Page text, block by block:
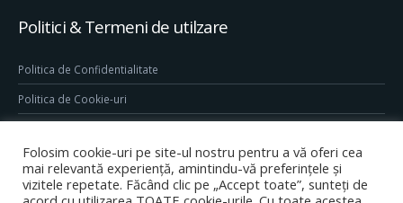
Politici & Termeni de utilzare
Politica de Confidentialitate
Politica de Cookie-uri
Conditii generale de utilizare site
Folosim cookie-uri pe site-ul nostru pentru a vă oferi cea
mai relevantă experiență, amintindu-vă preferințele și
vizitele repetate. Făcând clic pe „Accept toate”, sunteți de